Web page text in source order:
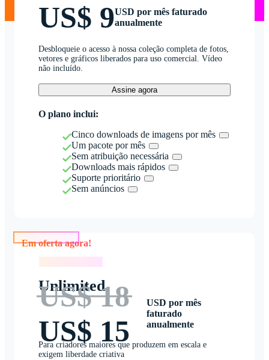
US$ 9USD por mês faturado
anualmente
Desbloqueie o acesso à nossa coleção completa de fotos,
vetores e gráficos liberados para uso comercial. Vídeo
não incluído.
Assine agora
O plano inclui:
Cinco downloads de imagens por mês
Um pacote por mês
Sem atribuição necessária
Downloads mais rápidos
Suporte prioritário
Sem anúncios
Unlimited
US$ 18
US$ 15
USD por mês
faturado
anualmente
Para criadores maiores que produzem em escala e
exigem liberdade criativa